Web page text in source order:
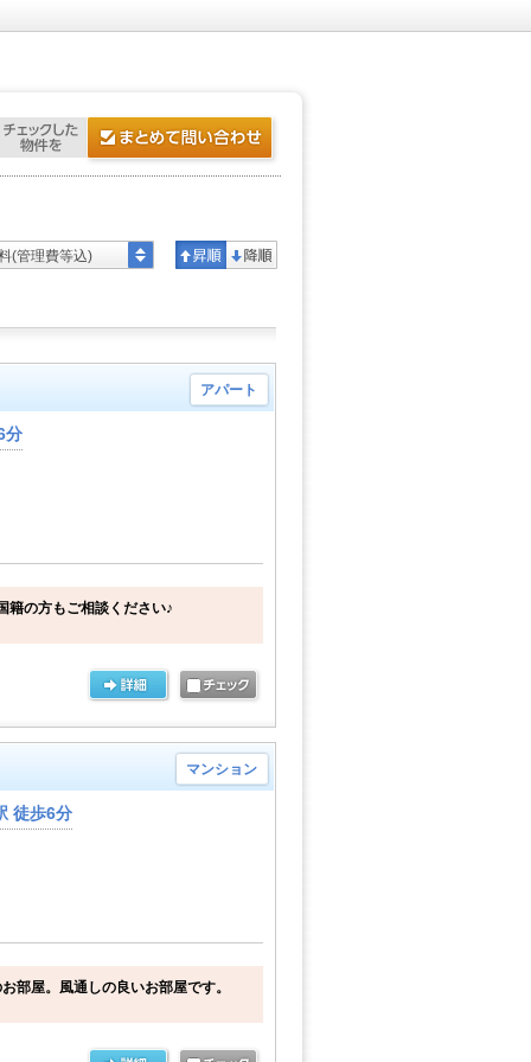
(管理費等込)
アパート
分
籍の方もご相談ください♪
マンション
徒歩6分
部屋。風通しの良いお部屋です。